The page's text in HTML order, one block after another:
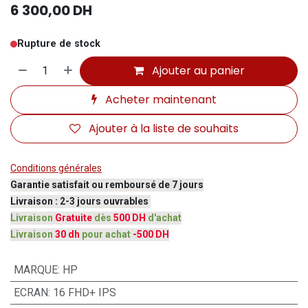
6 300,00DH
Rupture de stock
Ajouter au panier
Acheter maintenant
Ajouter à la liste de souhaits
Conditions générales
Garantie satisfait ou remboursé de 7 jours
Livraison : 2-3 jours ouvrables
Livraison Gratuite dès 500 DH d'achat
Livraison 30 dh pour achat -500 DH
MARQUE: HP
ECRAN: 16 FHD+ IPS